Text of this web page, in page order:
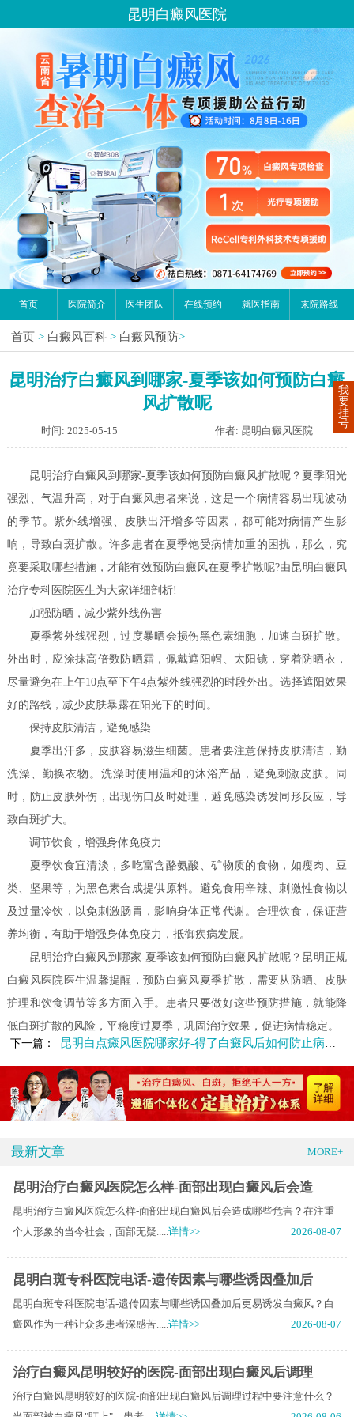
昆明白癜风医院
首页 医院简介 医生团队 在线预约 就医指南 来院路线
首页 > 白癜风百科 > 白癜风预防>
昆明治疗白癜风到哪家-夏季该如何预防白癜
风扩散呢
时间: 2025-05-15 作者: 昆明白癜风医院
昆明治疗白癜风到哪家-夏季该如何预防白癜风扩散呢？夏季阳光
强烈、气温升高，对于白癜风患者来说，这是一个病情容易出现波动
的季节。紫外线增强、皮肤出汗增多等因素，都可能对病情产生影
响，导致白斑扩散。许多患者在夏季饱受病情加重的困扰，那么，究
竟要采取哪些措施，才能有效预防白癜风在夏季扩散呢?由昆明白癜风
治疗专科医院医生为大家详细剖析!
加强防晒，减少紫外线伤害
夏季紫外线强烈，过度暴晒会损伤黑色素细胞，加速白斑扩散。
外出时，应涂抹高倍数防晒霜，佩戴遮阳帽、太阳镜，穿着防晒衣，
尽量避免在上午10点至下午4点紫外线强烈的时段外出。选择遮阳效果
好的路线，减少皮肤暴露在阳光下的时间。
保持皮肤清洁，避免感染
夏季出汗多，皮肤容易滋生细菌。患者要注意保持皮肤清洁，勤
洗澡、勤换衣物。洗澡时使用温和的沐浴产品，避免刺激皮肤。同
时，防止皮肤外伤，出现伤口及时处理，避免感染诱发同形反应，导
致白斑扩大。
调节饮食，增强身体免疫力
夏季饮食宜清淡，多吃富含酪氨酸、矿物质的食物，如瘦肉、豆
类、坚果等，为黑色素合成提供原料。避免食用辛辣、刺激性食物以
及过量冷饮，以免刺激肠胃，影响身体正常代谢。合理饮食，保证营
养均衡，有助于增强身体免疫力，抵御疾病发展。
昆明治疗白癜风到哪家-夏季该如何预防白癜风扩散呢？昆明正规
白癜风医院医生温馨提醒，预防白癜风夏季扩散，需要从防晒、皮肤
护理和饮食调节等多方面入手。患者只要做好这些预防措施，就能降
低白斑扩散的风险，平稳度过夏季，巩固治疗效果，促进病情稳定。
下一篇：
昆明白点癜风医院哪家好-得了白癜风后如何防止病情加重呢
最新文章 MORE+
昆明治疗白癜风医院怎么样-面部出现白癜风后会造
昆明治疗白癜风医院怎么样-面部出现白癜风后会造成哪些危害？在注重
个人形象的当今社会，面部无疑.....详情>> 2026-08-07
昆明白斑专科医院电话-遗传因素与哪些诱因叠加后
昆明白斑专科医院电话-遗传因素与哪些诱因叠加后更易诱发白癜风？白
癜风作为一种让众多患者深感苦.....详情>> 2026-08-07
治疗白癜风昆明较好的医院-面部出现白癜风后调理
治疗白癜风昆明较好的医院-面部出现白癜风后调理过程中要注意什么？
我
要
挂
号